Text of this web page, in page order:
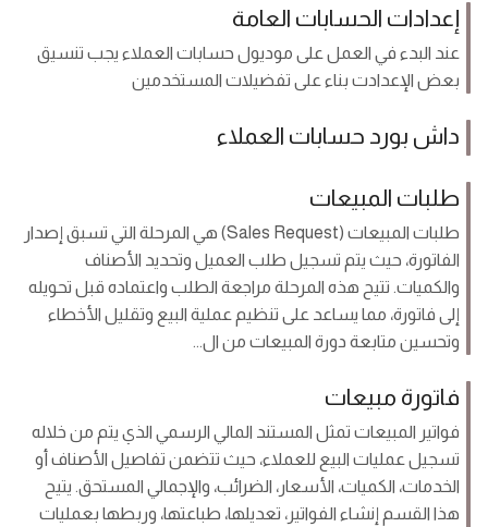
إعدادات الحسابات العامة
عند البدء في العمل على موديول حسابات العملاء يجب تنسيق
بعض الإعدادت بناء على تفضيلات المستخدمين
داش بورد حسابات العملاء
طلبات المبيعات
طلبات المبيعات (Sales Request) هي المرحلة التي تسبق إصدار
الفاتورة، حيث يتم تسجيل طلب العميل وتحديد الأصناف
والكميات. تتيح هذه المرحلة مراجعة الطلب واعتماده قبل تحويله
إلى فاتورة، مما يساعد على تنظيم عملية البيع وتقليل الأخطاء
وتحسين متابعة دورة المبيعات من ال...
فاتورة مبيعات
فواتير المبيعات تمثل المستند المالي الرسمي الذي يتم من خلاله
تسجيل عمليات البيع للعملاء، حيث تتضمن تفاصيل الأصناف أو
الخدمات، الكميات، الأسعار، الضرائب، والإجمالي المستحق. يتيح
هذا القسم إنشاء الفواتير، تعديلها، طباعتها، وربطها بعمليات